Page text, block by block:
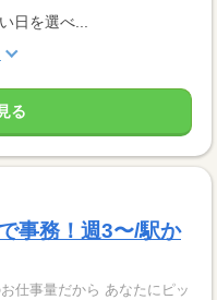
日を選べ...
る
事務！週3〜/駅か
仕事量だから あなたにピッ